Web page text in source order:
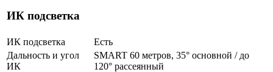
ИК подсветка
ИК подсветка
Есть
Дальность и угол
ИК
SMART 60 метров, 35° основной / до
120° рассеянный